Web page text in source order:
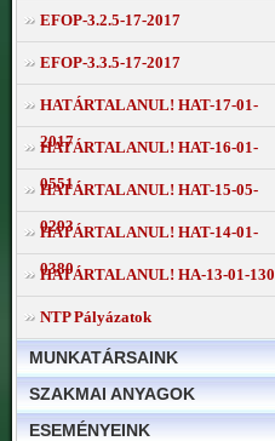
EFOP-3.2.5-17-2017
EFOP-3.3.5-17-2017
HATÁRTALANUL! HAT-17-01-
2017
HATÁRTALANUL! HAT-16-01-
0551
HATÁRTALANUL! HAT-15-05-
0293
HATÁRTALANUL! HAT-14-01-
0380
HATÁRTALANUL! HA-13-01-130
NTP Pályázatok
MUNKATÁRSAINK
SZAKMAI ANYAGOK
ESEMÉNYEINK